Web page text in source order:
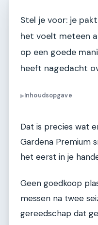
Stel je voor: je
het voelt meteen
op een goede
heeft nagedacht
▶Inhoudsopgave
Dat is precies wat
Gardena Premium
het eerst in je
Geen goedkoop
messen na twee
gereedschap dat